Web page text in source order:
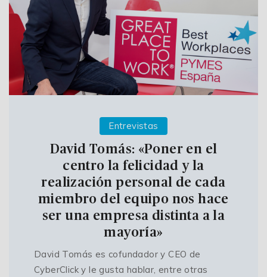
Entrevistas
David Tomás: «Poner en el
centro la felicidad y la
realización personal de cada
miembro del equipo nos hace
ser una empresa distinta a la
mayoría»
David Tomás es cofundador y CEO de
CyberClick y le gusta hablar, entre otras